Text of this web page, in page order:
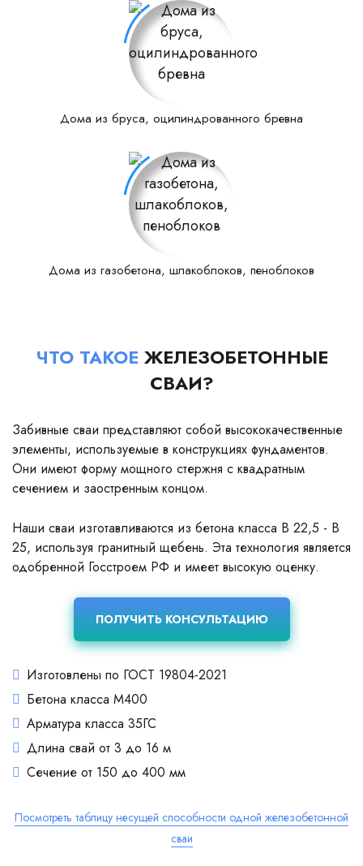
Дома из бруса, оцилиндрованного бревна
Дома из газобетона, шлакоблоков, пеноблоков
ЧТО ТАКОЕ ЖЕЛЕЗОБЕТОННЫЕ
СВАИ?
Забивные сваи представляют собой высококачественные
элементы, используемые в конструкциях фундаментов.
Они имеют форму мощного стержня с квадратным
сечением и заостренным концом.
Наши сваи изготавливаются из бетона класса В 22,5 - В
25, используя гранитный щебень. Эта технология является
одобренной Госстроем РФ и имеет высокую оценку.
ПОЛУЧИТЬ КОНСУЛЬТАЦИЮ
Изготовлены по ГОСТ 19804-2021
Бетона класса М400
Арматура класса 35ГС
Длина свай от 3 до 16 м
Сечение от 150 до 400 мм
Посмотреть таблицу несущей способности одной железобетонной
сваи